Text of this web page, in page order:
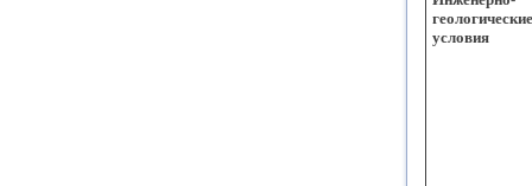
геологические
условия